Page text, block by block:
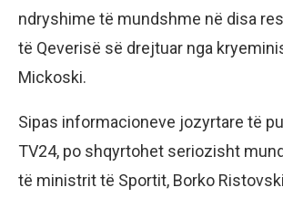
ndryshime të mundshme në disa
të Qeverisë së drejtuar nga
Mickoski.
Sipas informacioneve jozyrtare të
TV24, po shqyrtohet seriozisht
të ministrit të Sportit, Borko